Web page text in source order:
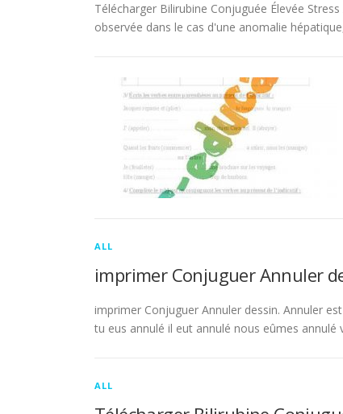
Télécharger Bilirubine Conjuguée Élevée
observée dans le cas d'une anomalie
ALL
imprimer Conjuguer Annuler
imprimer Conjuguer Annuler dessin. Annuler
tu eus annulé il eut annulé nous eûmes annulé
ALL